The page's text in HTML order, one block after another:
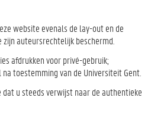
website evenals de lay-out en de
auteursrechtelijk beschermd.
afdrukken voor privé-gebruik;
toestemming van de Universiteit Gent.
dat u steeds verwijst naar de authentieke